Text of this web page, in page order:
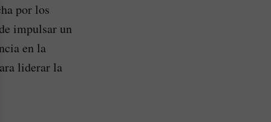
por los
impulsar un
en la
liderar la